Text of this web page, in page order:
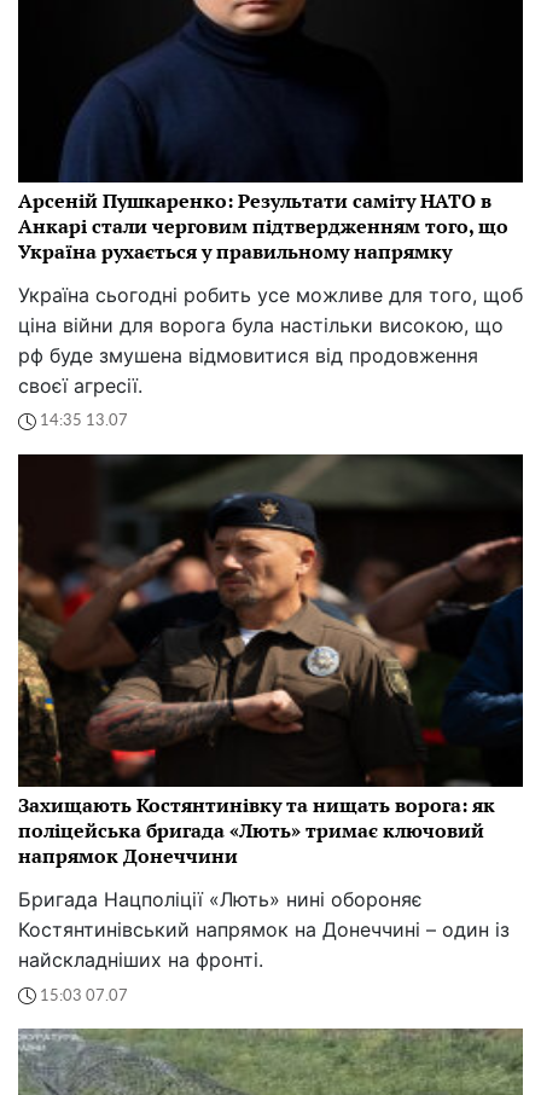
Арсеній Пушкаренко: Результати саміту НАТО в
Анкарі стали черговим підтвердженням того, що
Україна рухається у правильному напрямку
Україна сьогодні робить усе можливе для того, щоб
ціна війни для ворога була настільки високою, що
рф буде змушена відмовитися від продовження
своєї агресії.
14:35 13.07
Захищають Костянтинівку та нищать ворога: як
поліцейська бригада «Лють» тримає ключовий
напрямок Донеччини
Бригада Нацполіції «Лють» нині обороняє
Костянтинівський напрямок на Донеччині – один із
найскладніших на фронті.
15:03 07.07